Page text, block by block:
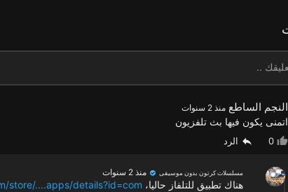
النجم الساطع منذ 2 سنوات
اتمنى يكون فيها بث تلفزيون
0 الرد
مسلسلات كرتون بدون موسيقى منذ 2 سنوات
هناك تطبيق للتلفاز حاليا، store/....apps/details?id=com.